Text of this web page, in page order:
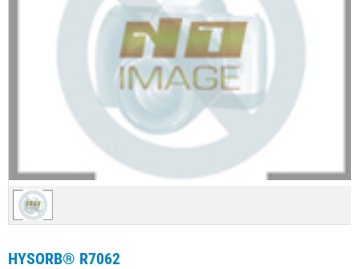
HYSORB® R7062